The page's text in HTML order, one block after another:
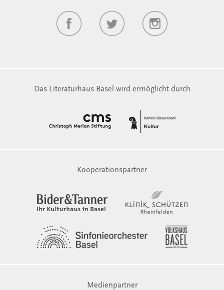
Das Literaturhaus Basel wird ermöglicht durch
Kooperationspartner
Medienpartner